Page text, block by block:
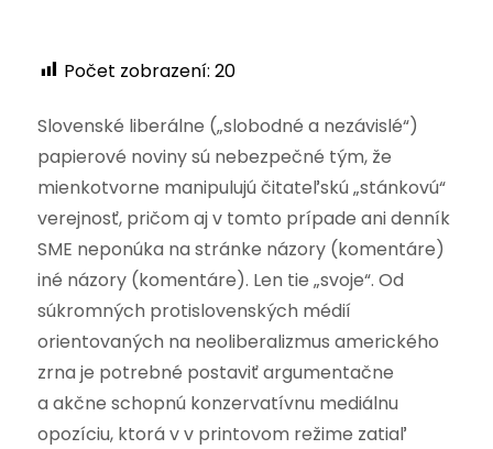
Počet zobrazení: 20
Slovenské liberálne („slobodné a nezávislé“)
papierové noviny sú nebezpečné tým, že
mienkotvorne manipulujú čitateľskú „stánkovú“
verejnosť, pričom aj v tomto prípade ani denník
SME neponúka na stránke názory (komentáre)
iné názory (komentáre). Len tie „svoje“. Od
súkromných protislovenských médií
orientovaných na neoliberalizmus amerického
zrna je potrebné postaviť argumentačne
a akčne schopnú konzervatívnu mediálnu
opozíciu, ktorá v v printovom režime zatiaľ